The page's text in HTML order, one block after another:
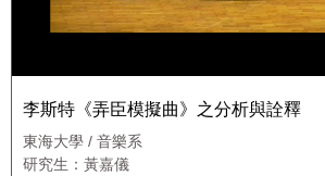
李斯特《弄臣模擬曲》之分析與詮釋
東海大學 / 音樂系
研究生：黃嘉儀